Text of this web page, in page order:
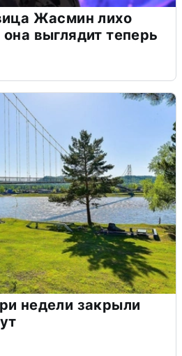
Жасмин лихо
выглядит теперь
недели закрыли